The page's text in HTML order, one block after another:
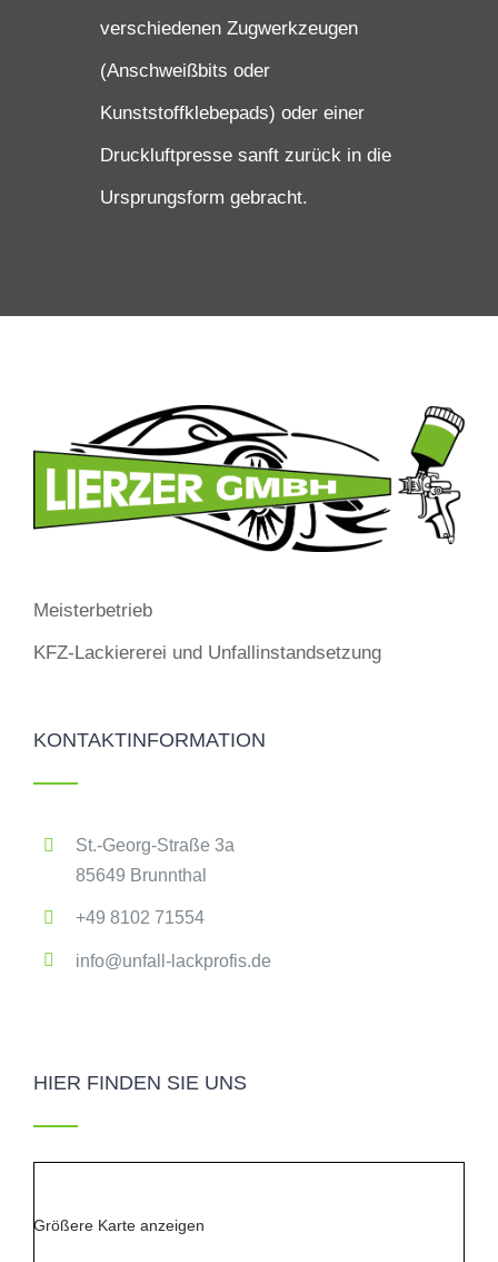
verschiedenen Zugwerkzeugen
(Anschweißbits oder
Kunststoffklebepads) oder einer
Druckluftpresse sanft zurück in die
Ursprungsform gebracht.
Meisterbetrieb
KFZ-Lackiererei und Unfallinstandsetzung
KONTAKTINFORMATION
St.-Georg-Straße 3a
85649 Brunnthal
+49 8102 71554
info@unfall-lackprofis.de
HIER FINDEN SIE UNS
Größere Karte anzeigen